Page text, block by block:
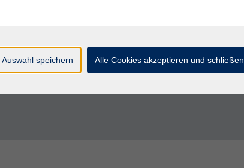
Englisch B2/C1 – Konversation
Fortsetzung vom Kurs 71035a
Auswahl speichern Alle Cookies akzeptieren und schließen